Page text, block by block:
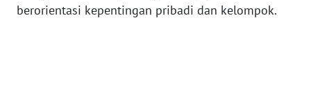
berorientasi kepentingan pribadi dan kelompok.
WN